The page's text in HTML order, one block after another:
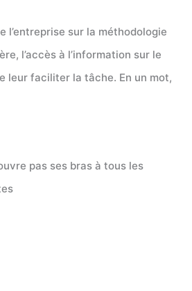
l’entreprise sur la méthodologie
l’accès à l’information sur le
leur faciliter la tâche. En un mot,
pas ses bras à tous les